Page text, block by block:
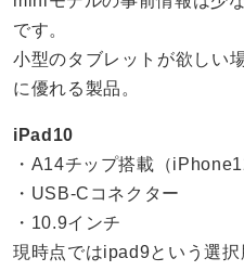
です。
小型のタブレットが欲しい
に優れる製品。
iPad10
・A14チップ搭載（
・USB-Cコネクター
・10.9インチ
現時点ではipad9という選